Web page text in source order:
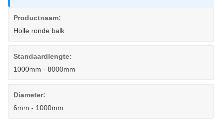
Productnaam:
Holle ronde balk
Standaardlengte:
1000mm - 8000mm
Diameter:
6mm - 1000mm